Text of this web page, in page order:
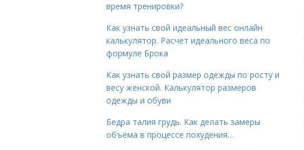
время тренировки?
Как узнать свой идеальный вес онлайн
калькулятор. Расчет идеального веса по
формуле Брока
Как узнать свой размер одежды по росту и
весу женской. Калькулятор размеров
одежды и обуви
Бедра талия грудь. Как делать замеры
объёма в процессе похудения…